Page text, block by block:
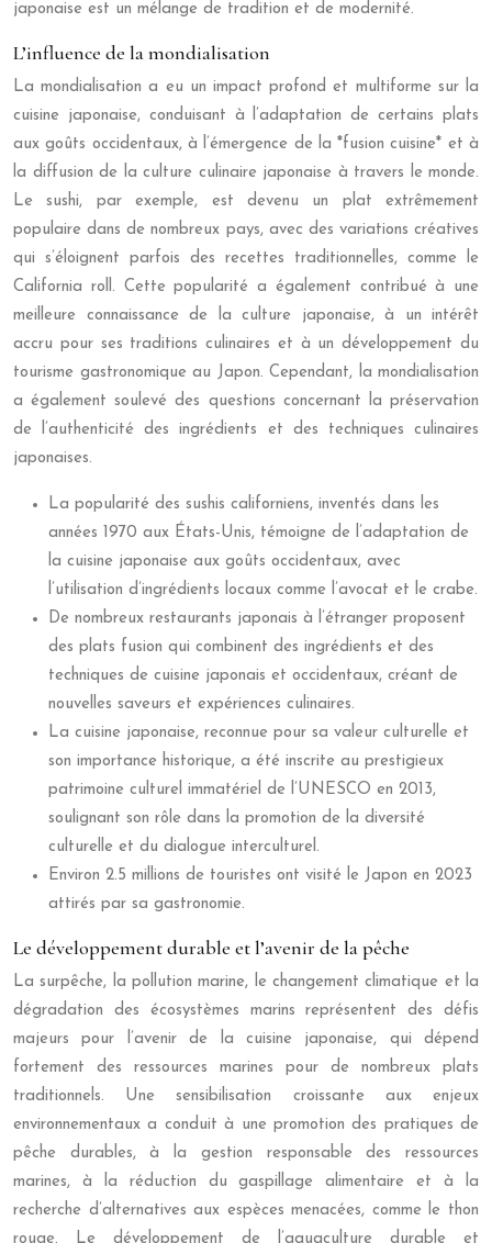
japonaise est un mélange de tradition et de modernité.
L’influence de la mondialisation
La mondialisation a eu un impact profond et multiforme sur la
cuisine japonaise, conduisant à l’adaptation de certains plats
aux goûts occidentaux, à l’émergence de la *fusion cuisine* et à
la diffusion de la culture culinaire japonaise à travers le monde.
Le sushi, par exemple, est devenu un plat extrêmement
populaire dans de nombreux pays, avec des variations créatives
qui s’éloignent parfois des recettes traditionnelles, comme le
California roll. Cette popularité a également contribué à une
meilleure connaissance de la culture japonaise, à un intérêt
accru pour ses traditions culinaires et à un développement du
tourisme gastronomique au Japon. Cependant, la mondialisation
a également soulevé des questions concernant la préservation
de l’authenticité des ingrédients et des techniques culinaires
japonaises.
La popularité des sushis californiens, inventés dans les
années 1970 aux États-Unis, témoigne de l’adaptation de
la cuisine japonaise aux goûts occidentaux, avec
l’utilisation d’ingrédients locaux comme l’avocat et le crabe.
De nombreux restaurants japonais à l’étranger proposent
des plats fusion qui combinent des ingrédients et des
techniques de cuisine japonais et occidentaux, créant de
nouvelles saveurs et expériences culinaires.
La cuisine japonaise, reconnue pour sa valeur culturelle et
son importance historique, a été inscrite au prestigieux
patrimoine culturel immatériel de l’UNESCO en 2013,
soulignant son rôle dans la promotion de la diversité
culturelle et du dialogue interculturel.
Environ 2.5 millions de touristes ont visité le Japon en 2023
attirés par sa gastronomie.
Le développement durable et l’avenir de la pêche
La surpêche, la pollution marine, le changement climatique et la
dégradation des écosystèmes marins représentent des défis
majeurs pour l’avenir de la cuisine japonaise, qui dépend
fortement des ressources marines pour de nombreux plats
traditionnels. Une sensibilisation croissante aux enjeux
environnementaux a conduit à une promotion des pratiques de
pêche durables, à la gestion responsable des ressources
marines, à la réduction du gaspillage alimentaire et à la
recherche d’alternatives aux espèces menacées, comme le thon
rouge. Le développement de l’aquaculture durable et